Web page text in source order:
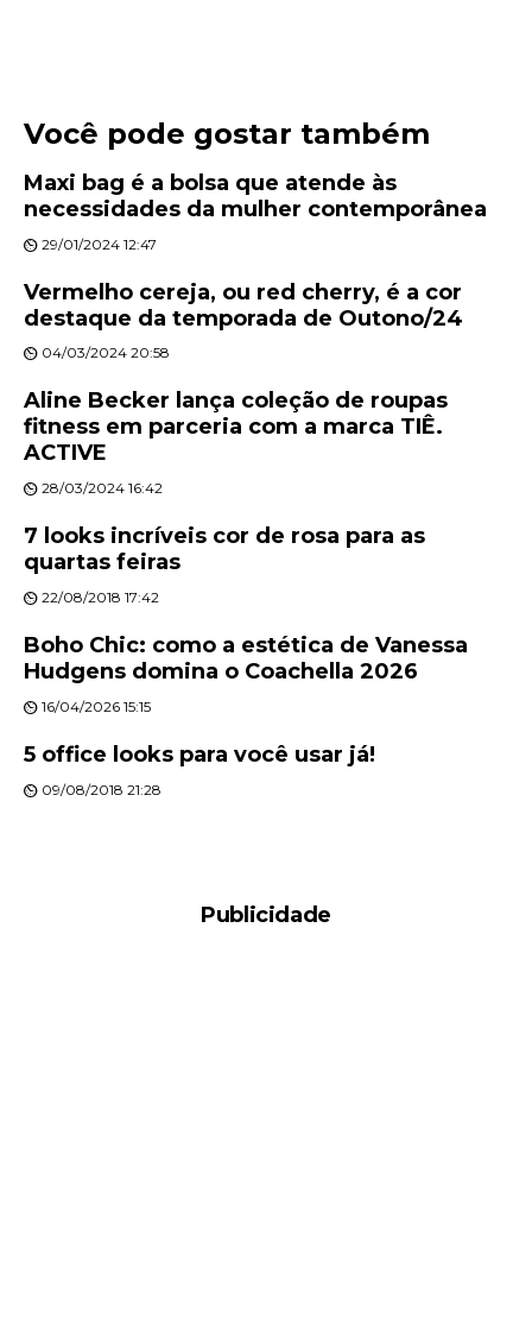
Você pode gostar também
Maxi bag é a bolsa que atende às
necessidades da mulher contemporânea
29/01/2024 12:47
Vermelho cereja, ou red cherry, é a cor
destaque da temporada de Outono/24
04/03/2024 20:58
Aline Becker lança coleção de roupas
fitness em parceria com a marca TIÊ.
ACTIVE
28/03/2024 16:42
7 looks incríveis cor de rosa para as
quartas feiras
22/08/2018 17:42
Boho Chic: como a estética de Vanessa
Hudgens domina o Coachella 2026
16/04/2026 15:15
5 office looks para você usar já!
09/08/2018 21:28
Publicidade